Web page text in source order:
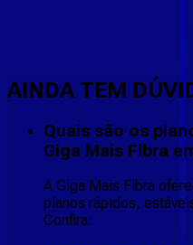
AINDA TEM
Quais são os
Giga Mais Fibra
A Giga Mais Fibra
planos rápidos,
Confira: